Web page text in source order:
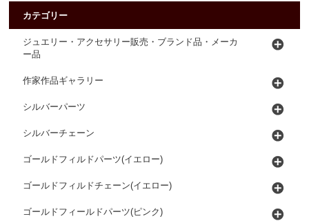
カテゴリー
ジュエリー・アクセサリー販売・ブランド品・メーカ
ー品
作家作品ギャラリー
シルバーパーツ
シルバーチェーン
ゴールドフィルドパーツ(イエロー)
ゴールドフィルドチェーン(イエロー)
ゴールドフィールドパーツ(ピンク)